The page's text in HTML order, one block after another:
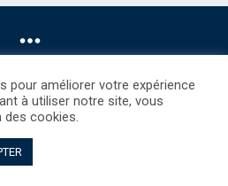
rights
pour améliorer votre expérience
à utiliser notre site, vous
cookies.